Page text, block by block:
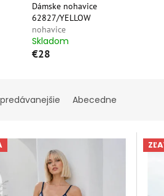
Dámske nohavice
62827/YELLOW
nohavice
Skladom
€28
Abecedne